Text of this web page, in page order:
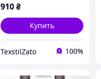
910₴
Купить
TexstilZato 100%